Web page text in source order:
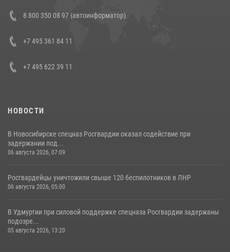
В Росгвардии прошла военно-научная конференция по обобщению
боевого опыта
8 800 350 08 97 (автоинформатор)
+7 495 361 84 11
+7 495 622 39 11
НОВОСТИ
В Новосибирске спецназ Росгвардии оказал содействие при
задержании под...
06 августа 2026, 07:09
Росгвардейцы уничтожили свыше 120 беспилотников в ЛНР
06 августа 2026, 05:00
В Удмуртии при силовой поддержке спецназа Росгвардии задержаны
подозре...
05 августа 2026, 13:20